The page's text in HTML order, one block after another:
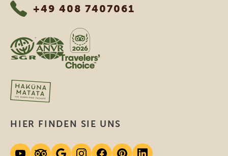
+49 408 7407061
HIER FINDEN SIE UNS